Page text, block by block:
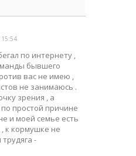
по интернету ,
бывшего
вас не имею ,
не занимаюсь .
зрения , а
простой причине
и моей семье есть
к кормушке не
-